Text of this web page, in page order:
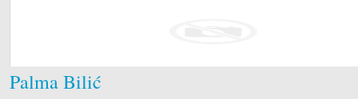
Palma Bilić